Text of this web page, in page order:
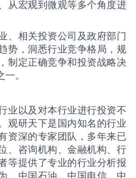
从宏观到微观等多个角度进
、相关投资公司及政府部门
势，洞悉行业竞争格局，规
制定正确竞争和投资战略决
。
业以及对本行业进行投资不
观研天下是国内知名的行业
资深的专家团队，多年来已
、咨询机构、金融机构、行
等提供了专业的行业分析报
、中国石油、中国电信、中